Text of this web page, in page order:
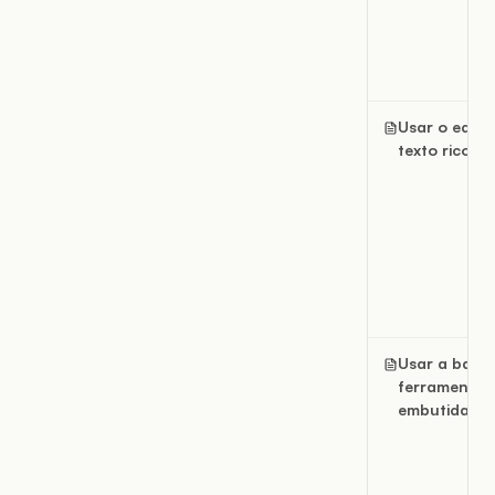
Usar o
texto rico
Usar a
ferramentas
embutida